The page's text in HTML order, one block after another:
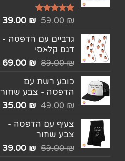
דורג5.00
59.00₪
39.00 ₪
גרביים עם הדפסה -
דגם קלאסי
89.00₪
69.00 ₪
כובע רשת עם
הדפסה - צבע שחור
49.00₪
35.00 ₪
צעיף עם הדפסה -
צבע שחור
59.00₪
39.00 ₪